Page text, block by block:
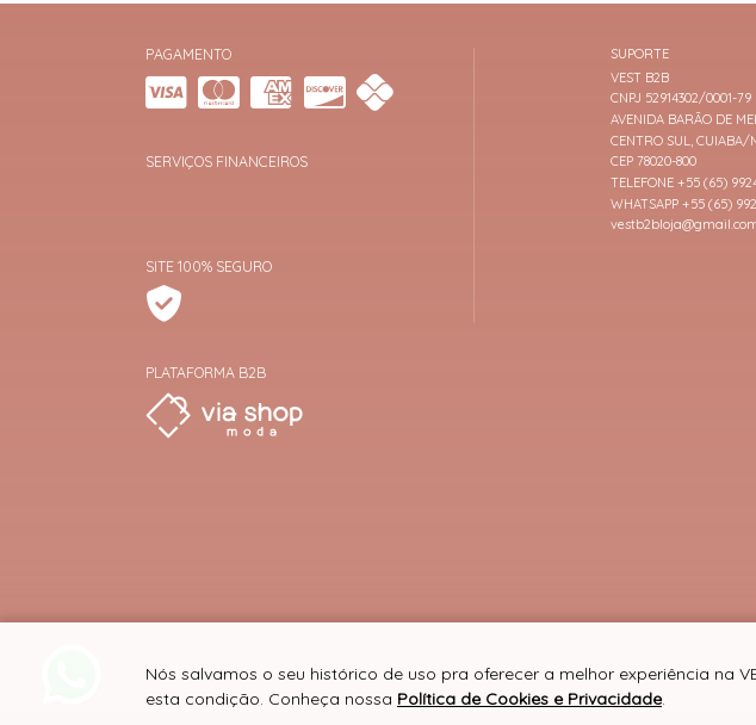
PAGAMENTO
SERVIÇOS FINANCEIROS
SITE 100% SEGURO
PLATAFORMA B2B
SUPORTE
VEST B2B
CNPJ 52914302/0001-79
AVENIDA BARÃO DE
CENTRO SUL, CUIABA/
CEP 78020-800
TELEFONE +55 (65)
WHATSAPP +55 (65)
Nós salvamos o seu histórico de uso pra oferecer a melhor experiência na
esta condição. Conheça nossa Política de Cookies e Privacidade.